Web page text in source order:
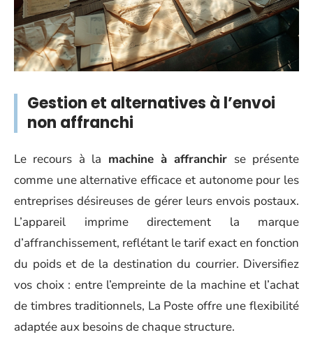
Gestion et alternatives à l’envoi
non affranchi
Le recours à la machine à affranchir se présente
comme une alternative efficace et autonome pour les
entreprises désireuses de gérer leurs envois postaux.
L’appareil imprime directement la marque
d’affranchissement, reflétant le tarif exact en fonction
du poids et de la destination du courrier. Diversifiez
vos choix : entre l’empreinte de la machine et l’achat
de timbres traditionnels, La Poste offre une flexibilité
adaptée aux besoins de chaque structure.